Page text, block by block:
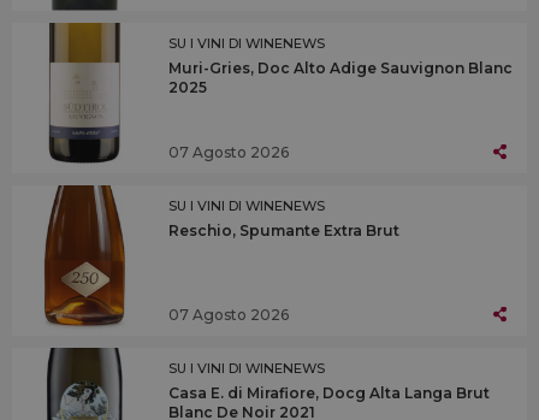
SU I VINI DI WINENEWS
Muri-Gries, Doc Alto Adige Sauvignon Blanc
2025
07 Agosto 2026
SU I VINI DI WINENEWS
Reschio, Spumante Extra Brut
07 Agosto 2026
SU I VINI DI WINENEWS
Casa E. di Mirafiore, Docg Alta Langa Brut
Blanc De Noir 2021